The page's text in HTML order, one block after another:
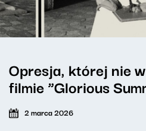
Opresja, której nie
filmie “Glorious
2 marca 2026